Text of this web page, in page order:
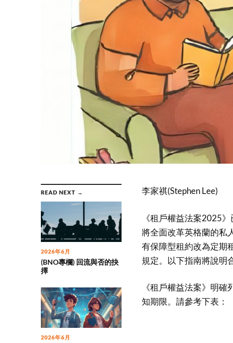
READ NEXT →
2026年6月
(BNO專欄) 回流與否的抉
擇
2026年6月
李家祺(Stephen Lee)
《租戶權益法案2025
將全面改革英格蘭的私
有保障型租約改為定期
規定。以下指南將說明
《租戶權益法案》明
知期限。請參考下表：